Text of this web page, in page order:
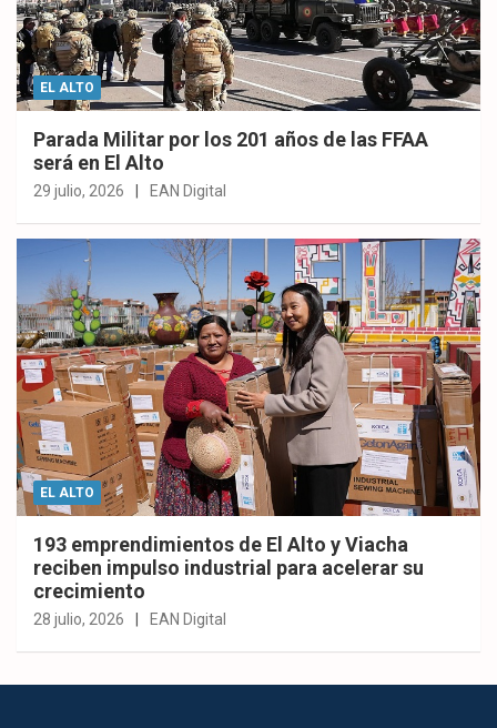
EL ALTO
Parada Militar por los 201 años de las FFAA
será en El Alto
29 julio, 2026 EAN Digital
EL ALTO
193 emprendimientos de El Alto y Viacha
reciben impulso industrial para acelerar su
crecimiento
28 julio, 2026 EAN Digital